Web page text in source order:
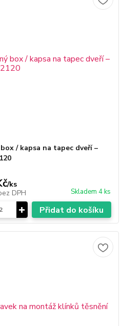
/ kapsa na tapec dveří –
/ks
DPH Skladem 4 ks
Přidat do košíku